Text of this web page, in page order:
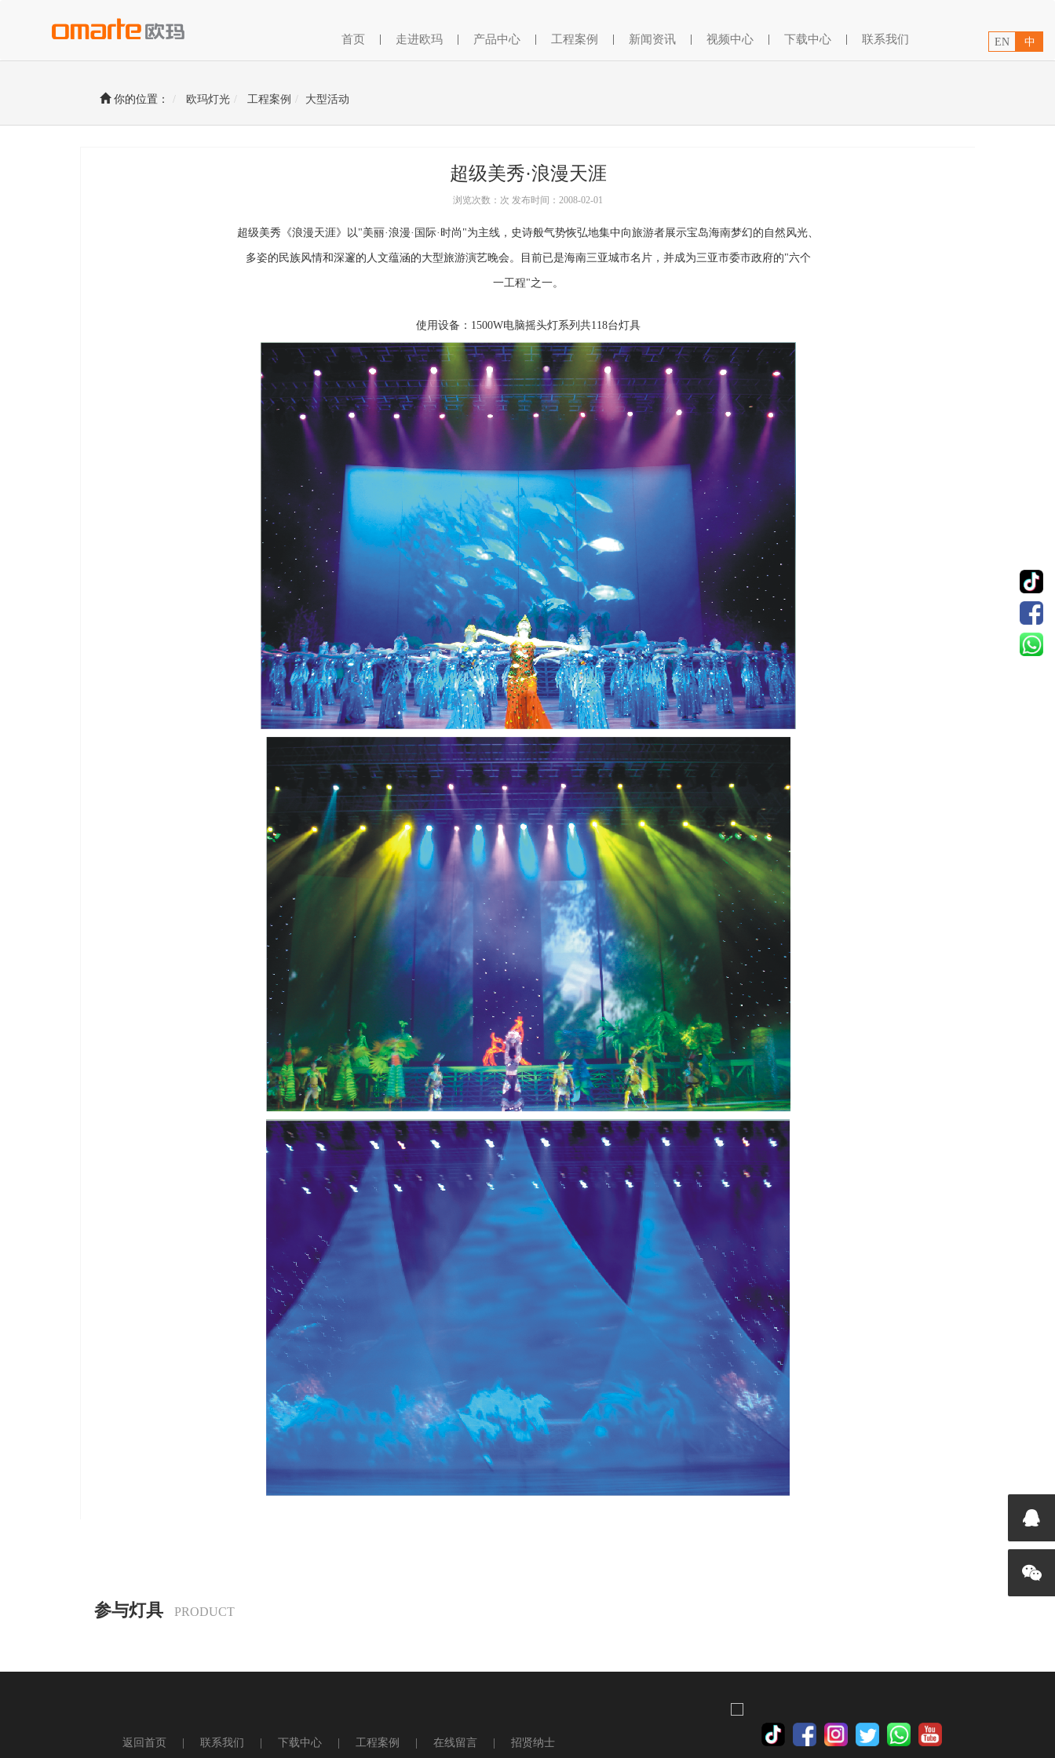
首页 走进欧玛 产品中心 工程案例 新闻资讯 视频中心 下载中心 联系我们 EN 中
你的位置： 欧玛灯光 工程案例 大型活动
超级美秀·浪漫天涯
浏览次数：次 发布时间：2008-02-01
超级美秀《浪漫天涯》以"美丽·浪漫·国际·时尚"为主线，史诗般气势恢弘地集中向旅游者展示宝岛海南梦幻的自然风光、
多姿的民族风情和深邃的人文蕴涵的大型旅游演艺晚会。目前已是海南三亚城市名片，并成为三亚市委市政府的"六个
一工程"之一。
使用设备：1500W电脑摇头灯系列共118台灯具
参与灯具 PRODUCT
养鸡设备
电脑摇头灯 舞台设备 舞台灯光 LED摇头灯 防水灯
返回首页 联系我们 下载中心 工程案例 在线留言 招贤纳士